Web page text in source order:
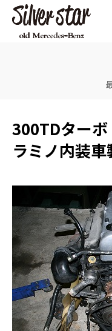
300TDター
ラミノ内装車